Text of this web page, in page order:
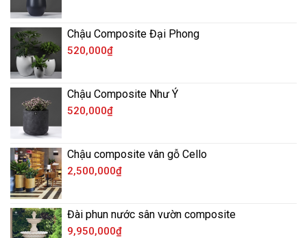
Chậu Composite Đại Phong
520,000₫
Chậu Composite Như Ý
520,000₫
Chậu composite vân gỗ Cello
2,500,000₫
Đài phun nước sân vườn composite
9,950,000₫